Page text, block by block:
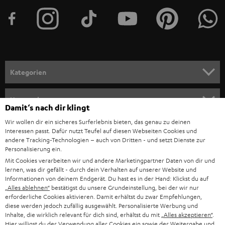
Teufel Raumfeld-Geräte (und deren Vorgänger-Versionen Raumfeld) sind
seit mehr als zehn Jahren Bestandteil des Teufel-Portfolios. Die Raumfeld
außerhalb der Raumfeld Serie aus.
Speaker der Teufel Home Serie wie STEREO M 2, MOTIV® HOME und
MOTIV® XL sind mit einem neuen offenen Streaming-Konzept entwickelt
worden. Die Technologe ermöglicht es, Teufel Home Speaker gemeinsam
gruppieren. Darüber hinaus können Nutzer nun direkt aus fast allen Musik-
Apps wie Spotify auf Teufel Home Geräte streamen.
Können Geräte aus der Teufel Home Serie und Teufel
Raumfeld Serie zusammen zu einem Multiroom-System
gruppiert werden?
Nein. Aufgrund des neuen Technologie-Konzeptes der Teufel Home Serie
lassen sich Teufel Raumfeld Geräte und Teufel Home Speaker nicht
zusammen in einem Multiroom-System gruppieren. Das neue offene
e
n
m
e
l
d
u
n
g
Kategorien
SOUNDBAR
HIFI-LAUTSPRECHER
SMART HOME
BLUETOOTH-LAUTSPRECHER
Unternehmen
SUPPORT
KARRIERE
PRESSE & MARKETING
GESCHÄFTSKUNDEN
PARTNERPROGRAMM
Teufel Onlineshops
DEUTSCHLAND
ÖSTERREICH
SCHWEIZ
Damit‘s nach dir klingt
Wir wollen dir ein sicheres Surferlebnis bieten, das genau zu deinen
Interessen passt. Dafür nutzt Teufel auf diesen Webseiten Cookies und
andere Tracking-Technologien – auch von Dritten - und setzt Dienste zur
Personalisierung ein.
Mit Cookies verarbeiten wir und andere Marketingpartner Daten von dir und
lernen, was dir gefällt - durch dein Verhalten auf unserer Website und
Informationen von deinem Endgerät. Du hast es in der Hand: Klickst du auf
„Alles ablehnen“ bestätigst du unsere Grundeinstellung, bei der wir nur
erforderliche Cookies aktivieren. Damit erhältst du zwar Empfehlungen,
diese werden jedoch zufällig ausgewählt. Personalisierte Werbung und
Inhalte, die wirklich relevant für dich sind, erhältst du mit „Alles akzeptieren“.